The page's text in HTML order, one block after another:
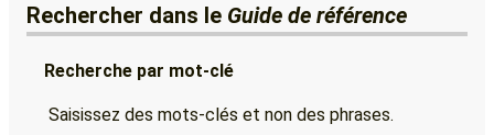
Rechercher dans le Guide de référence
Recherche par mot-clé
Saisissez des mots-clés et non des phrases.